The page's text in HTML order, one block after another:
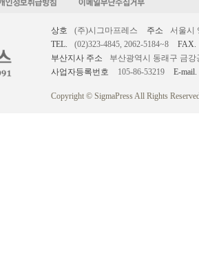
상호 (주)시그마프레스 주소
서울시
TEL.
(02)323-4845, 2062-5184~8
FAX.
부산지사 주소
부산광역시 동래구 금강
사업자등록번호
105-86-53219 E-mail.
Copyright © SigmaPress All Rights